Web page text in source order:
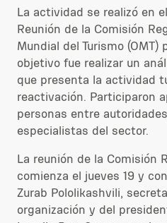
La actividad se realizó en
Reunión de la Comisión
Mundial del Turismo (OMT)
objetivo fue realizar un
que presenta la actividad
reactivación. Participaron
personas entre
especialistas del sector.
La reunión de la Comisión
comienza el jueves 19 y
Zurab Pololikashvili,
organización y del